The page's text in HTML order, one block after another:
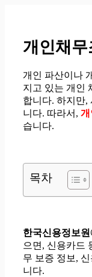
개인채
개인 파산이나
지고 있는 개인
합니다. 하지만,
니다. 따라서, 개
습니다.
목차
한국신용정보원
으면, 신용카드
무 보증 정보,
니다.